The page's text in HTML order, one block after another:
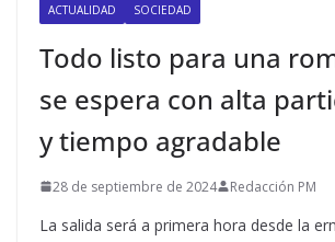
ACTUALIDAD SOCIEDAD
Todo listo para una
se espera con alta
y tiempo agradable
28 de septiembre de 2024 Redacción PM
La salida será a primera hora desde la